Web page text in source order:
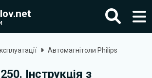
Автомагнітоли Philips
Інструкція з